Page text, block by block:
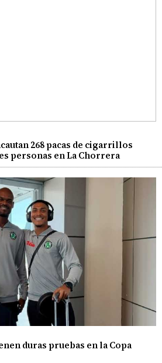
268 pacas de cigarrillos
personas en La Chorrera
duras pruebas en la Copa